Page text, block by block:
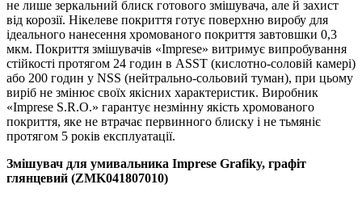
не лише зеркальний блиск готового змішувача, але й захист
від корозії. Нікелеве покриття готує поверхню виробу для
ідеального нанесення хромованого покриття завтовшки 0,3
мкм. Покриття змішувачів «Imprese» витримує випробування
стійкості протягом 24 годин в ASST (кислотно-соловій камері)
або 200 годин у NSS (нейтрально-сольовий туман), при цьому
виріб не змінює своїх якісних характеристик. Виробник
«Imprese S.R.O.» гарантує незмінну якість хромованого
покриття, яке не втрачає первинного блиску і не тьмяніє
протягом 5 років експлуатації.
Змішувач для умивальника Imprese Grafiky, графіт
глянцевий (ZMK041807010)